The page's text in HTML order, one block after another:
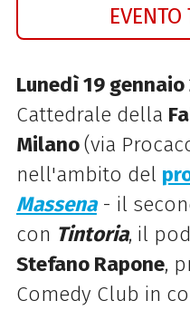
Lunedì 19 gennaio
Cattedrale della
Milano(via
nell'ambito del
Massena- il
con Tintoria, il
Stefano Rapone,
Comedy Club in